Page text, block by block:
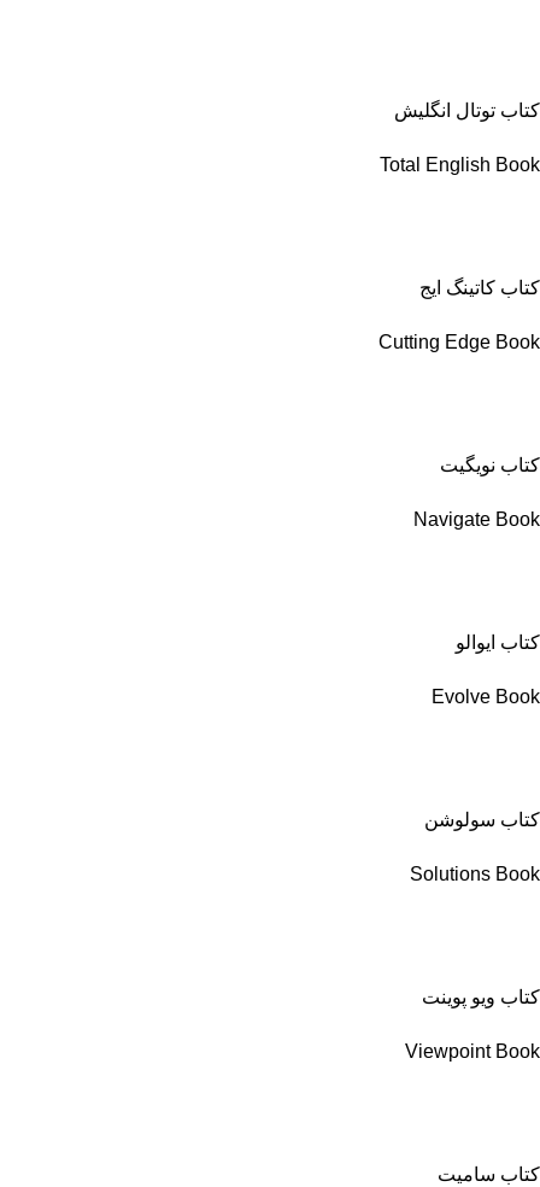
کتاب توتال انگلیش
Total English Book
کتاب کاتینگ ایج
Cutting Edge Book
کتاب نویگیت
Navigate Book
کتاب ایوالو
Evolve Book
کتاب سولوشن
Solutions Book
کتاب ویو پوینت
Viewpoint Book
کتاب سامیت